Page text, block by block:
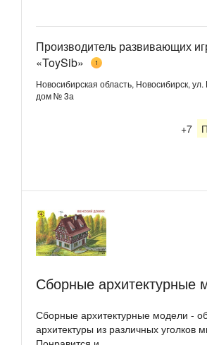
Производитель развивающих
«ToySib»
1
Новосибирская область, Новосибирск,
дом № 3а
+7
Сборные архитектурные
Сборные архитектурные модели -
архитектуры из различных уголков